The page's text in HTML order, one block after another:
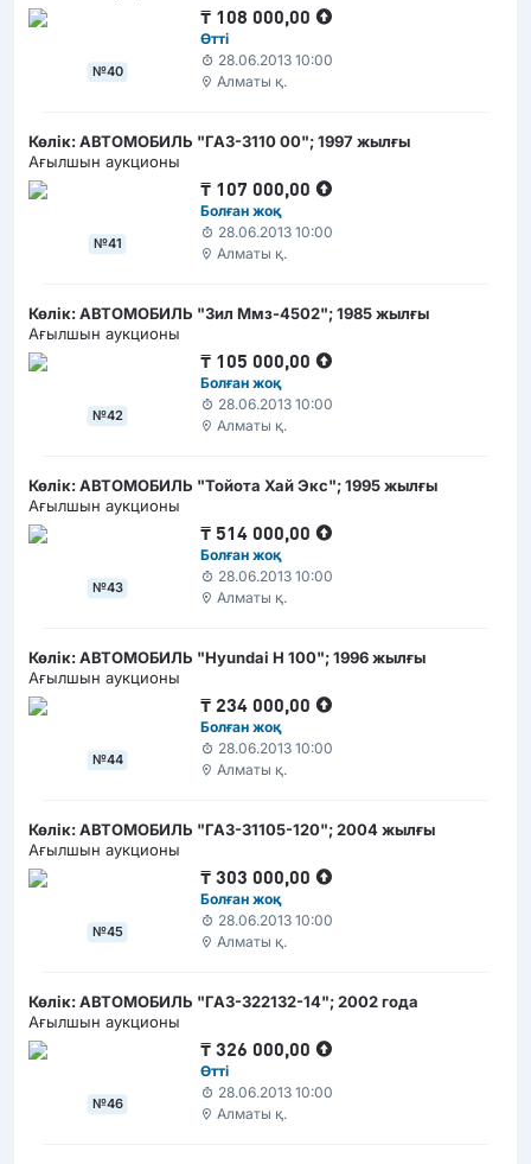
№40
₸ 108 000,00
Өтті
28.06.2013 10:00
Алматы қ.
Көлік: АВТОМОБИЛЬ "ГАЗ-3110 00"; 1997 жылғы
Ағылшын аукционы
№41
₸ 107 000,00
Болған жоқ
28.06.2013 10:00
Алматы қ.
Көлік: АВТОМОБИЛЬ "Зил Ммз-4502"; 1985 жылғы
Ағылшын аукционы
№42
₸ 105 000,00
Болған жоқ
28.06.2013 10:00
Алматы қ.
Көлік: АВТОМОБИЛЬ "Тойота Хай Экс"; 1995 жылғы
Ағылшын аукционы
№43
₸ 514 000,00
Болған жоқ
28.06.2013 10:00
Алматы қ.
Көлік: АВТОМОБИЛЬ "Hyundai H 100"; 1996 жылғы
Ағылшын аукционы
№44
₸ 234 000,00
Болған жоқ
28.06.2013 10:00
Алматы қ.
Көлік: АВТОМОБИЛЬ "ГАЗ-31105-120"; 2004 жылғы
Ағылшын аукционы
№45
₸303 000,00
Болған жоқ
28.06.2013 10:00
Алматы қ.
Көлік: АВТОМОБИЛЬ "ГАЗ-322132-14"; 2002 года
Ағылшын аукционы
№46
₸326 000,00
Өтті
28.06.2013 10:00
Алматы қ.